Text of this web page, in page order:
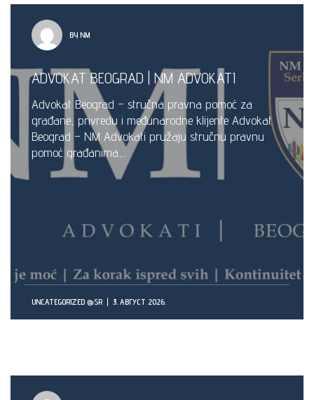
BY NM
ADVOKAT BEOGRAD | NM ADVOKATI
Advokat Beograd – stručna pravna pomoć za
građane, privredu i međunarodne klijente Advokat
Beograd – NM Advokati pružaju stručnu pravnu
pomoć građanima,...
UNCATEGORIZED @SR 3. АВГУСТ 2026.